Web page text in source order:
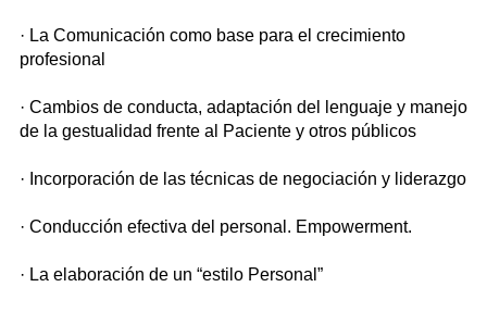
· La Comunicación como base para el crecimiento
profesional
· Cambios de conducta, adaptación del lenguaje y manejo
de la gestualidad frente al Paciente y otros públicos
· Incorporación de las técnicas de negociación y liderazgo
· Conducción efectiva del personal. Empowerment.
· La elaboración de un “estilo Personal”